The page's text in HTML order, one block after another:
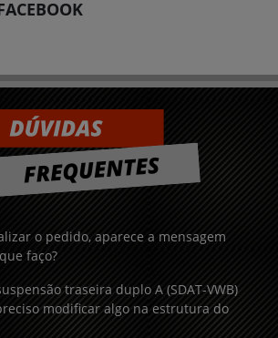
o pedido, aparece a mensagem
faço?
traseira duplo A (SDAT-VWB)
modificar algo na estrutura do